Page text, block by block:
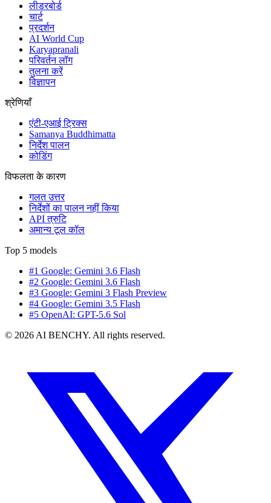
लीडरबोर्ड
चार्ट
प्रदर्शन
AI World Cup
Karyapranali
परिवर्तन लॉग
तुलना करें
विज्ञापन
श्रेणियाँ
एंटी-एआई ट्रिक्स
Samanya Buddhimatta
निर्देश पालन
कोडिंग
विफलता के कारण
गलत उत्तर
निर्देशों का पालन नहीं किया
API त्रुटि
अमान्य टूल कॉल
Top 5 models
#1 Google: Gemini 3.6 Flash
#2 Google: Gemini 3.6 Flash
#3 Google: Gemini 3 Flash Preview
#4 Google: Gemini 3.5 Flash
#5 OpenAI: GPT-5.6 Sol
© 2026 AI BENCHY. All rights reserved.